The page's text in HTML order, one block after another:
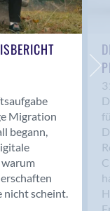
Migration
begann,
nicht scheint.